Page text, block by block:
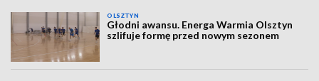
OLSZTYN
Głodni awansu. Energa Warmia Olsztyn
szlifuje formę przed nowym sezonem